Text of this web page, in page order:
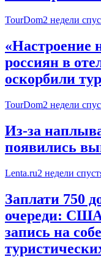
TourDom2 недели
«Настроение
россиян в
оскорбили
TourDom2 недели
Из-за
появились
Lenta.ru2 недели
Заплати 750
очереди: США
запись на